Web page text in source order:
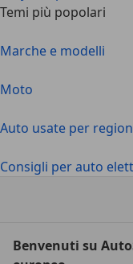
Temi più popolari
Marche e modelli
Moto
Auto usate per
Consigli per auto
Benvenuti su